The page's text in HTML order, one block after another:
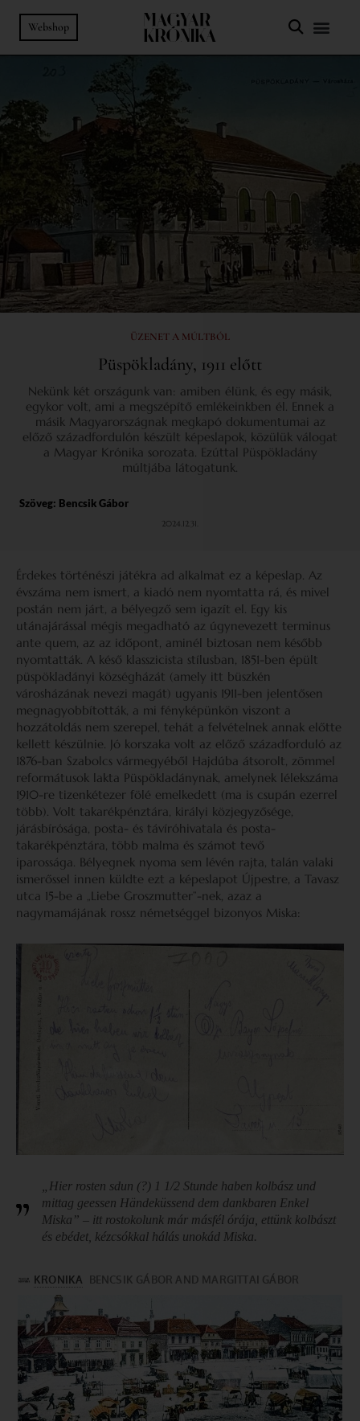
Webshop
ÜZENET A MÚLTBÓL
Püspökladány, 1911 előtt
Nekünk két országunk van: amiben élünk, és egy másik,
egykor volt, ami a megszépítő emlékeinkben él. Ennek a
másik Magyarországnak megkapó dokumentumai az
előző századfordulón készült képeslapok, közülük válogat
a Magyar Krónika sorozata. Ezúttal Püspökladány
múltjába látogatunk.
Szöveg: Bencsik Gábor
2024.12.31.
Érdekes történészi játékra ad alkalmat ez a képeslap. Az
évszáma nem ismert, a kiadó nem nyomtatta rá, és mivel
postán nem járt, a bélyegző sem igazít el. Egy kis
utánajárással mégis megadható az úgynevezett terminus
ante quem, az az időpont, aminél biztosan nem később
nyomtatták. A késő klasszicista stílusban, 1851-ben épült
püspökladányi községházát (amely itt büszkén
városházának nevezi magát) ugyanis 1911-ben jelentősen
megnagyobbították, a mi fényképünkön viszont a
hozzátoldás nem szerepel, tehát a felvételnek annak előtte
kellett készülnie. Jó korszaka volt az előző századforduló az
1876-ban Szabolcs vármegyéből Hajdúba átsorolt, zömmel
reformátusok lakta Püspökladánynak, amelynek lélekszáma
1910-re tizenkétezer fölé emelkedett (ma is csupán ezerrel
több). Volt takarékpénztára, királyi közjegyzősége,
járásbírósága, posta- és távíróhivatala és posta-
takarékpénztára, több malma és számot tevő
iparossága. Bélyegnek nyoma sem lévén rajta, talán valaki
ismerőssel innen küldte ezt a képeslapot Újpestre, a Tavasz
utca 15-be a „Liebe Groszmutter”-nek, azaz a
nagymamájának rossz németséggel bizonyos Miska:
„Hier rosten sdun (?) 1 1/2 Stunde haben kolbász und
mittag geessen Händeküssend dem dankbaren Enkel
Miska” – itt rostokolunk már másfél órája, ettünk kolbászt
és ebédet, kézcsókkal hálás unokád Miska.